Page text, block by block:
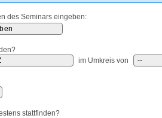
des Seminars eingeben:
im Umkreis von
stattfinden?